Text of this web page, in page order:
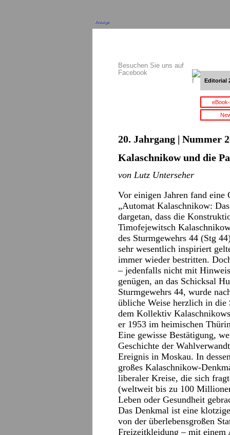
Anzeige
Besuchen Sie uns auf
Facebook
Editorial
20. Jahrgang | Nummer
Kalaschnikow und die
von Lutz Unterseher
Vor einigen Jahren fand
„Automat Kalaschnikow:
dargetan, dass die
Timofejewitsch
des Sturmgewehrs 44 (Stg
sehr wesentlich inspiriert
immer wieder bestritten.
– jedenfalls nicht mit
genügen, an das Schicksal
Sturmgewehrs 44, wurde
übliche Weise herzlich in
dem Kollektiv
er 1953 im heimischen
Eine gewisse Bestätigung,
Geschichte der
Ereignis in Moskau. In
großes Kalaschnikow-
liberaler Kreise, die sich
(weltweit bis zu 100
Leben oder Gesundheit
Das Denkmal ist eine
von der überlebensgroßen
Freizeitkleidung – mit einem